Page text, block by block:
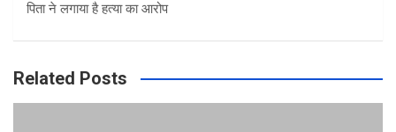
पिता ने लगाया है हत्या का आरोप
Related Posts